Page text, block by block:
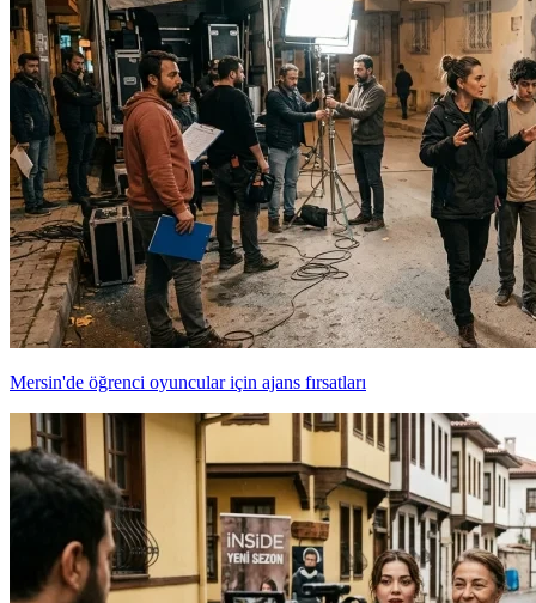
Mersin'de öğrenci oyuncular için ajans fırsatları